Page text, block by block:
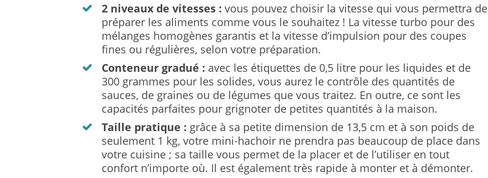
2 niveaux de vitesses : vous pouvez choisir la vitesse qui vous permettra de
préparer les aliments comme vous le souhaitez ! La vitesse turbo pour des
mélanges homogènes garantis et la vitesse d’impulsion pour des coupes
fines ou régulières, selon votre préparation.
Conteneur gradué : avec les étiquettes de 0,5 litre pour les liquides et de
300 grammes pour les solides, vous aurez le contrôle des quantités de
sauces, de graines ou de légumes que vous traitez. En outre, ce sont les
capacités parfaites pour grignoter de petites quantités à la maison.
Taille pratique : grâce à sa petite dimension de 13,5 cm et à son poids de
seulement 1 kg, votre mini-hachoir ne prendra pas beaucoup de place dans
votre cuisine ; sa taille vous permet de la placer et de l’utiliser en tout
confort n’importe où. Il est également très rapide à monter et à démonter.